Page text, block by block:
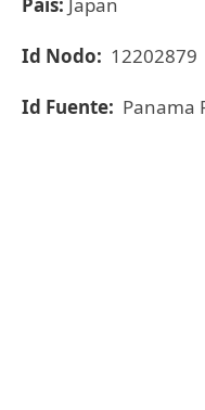
Id Nodo: 12202879
Id Fuente: Panama